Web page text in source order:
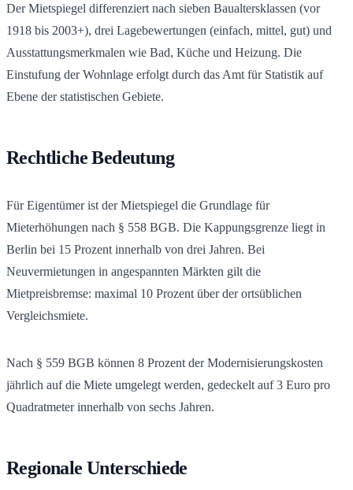
Der Mietspiegel differenziert nach sieben Baualtersklassen (vor
1918 bis 2003+), drei Lagebewertungen (einfach, mittel, gut) und
Ausstattungsmerkmalen wie Bad, Küche und Heizung. Die
Einstufung der Wohnlage erfolgt durch das Amt für Statistik auf
Ebene der statistischen Gebiete.
Rechtliche Bedeutung
Für Eigentümer ist der Mietspiegel die Grundlage für
Mieterhöhungen nach § 558 BGB. Die Kappungsgrenze liegt in
Berlin bei 15 Prozent innerhalb von drei Jahren. Bei
Neuvermietungen in angespannten Märkten gilt die
Mietpreisbremse: maximal 10 Prozent über der ortsüblichen
Vergleichsmiete.
Nach § 559 BGB können 8 Prozent der Modernisierungskosten
jährlich auf die Miete umgelegt werden, gedeckelt auf 3 Euro pro
Quadratmeter innerhalb von sechs Jahren.
Regionale Unterschiede